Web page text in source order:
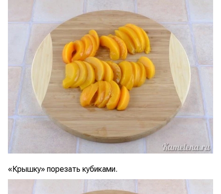
«Крышку» порезать кубиками.